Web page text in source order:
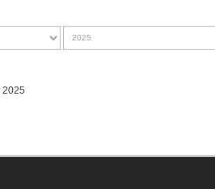
2025